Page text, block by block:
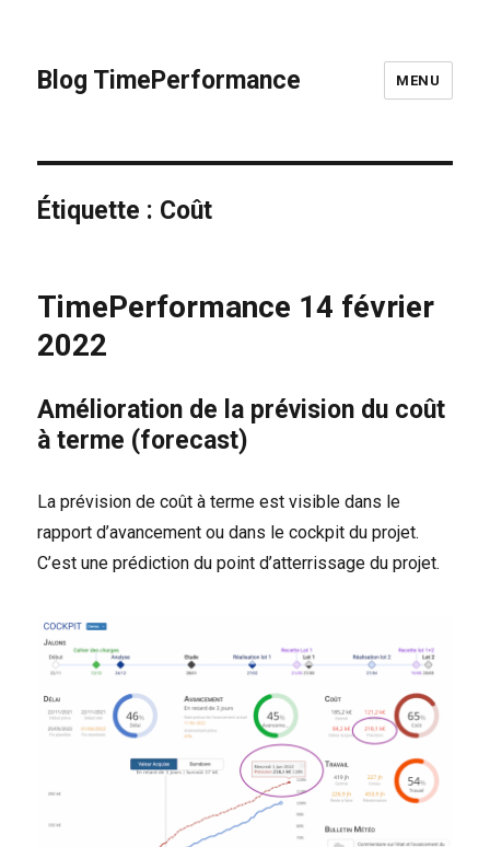
Blog TimePerformance MENU
Étiquette : Coût
TimePerformance 14 février
2022
Amélioration de la prévision du coût
à terme (forecast)
La prévision de coût à terme est visible dans le
rapport d’avancement ou dans le cockpit du projet.
C’est une prédiction du point d’atterrissage du projet.